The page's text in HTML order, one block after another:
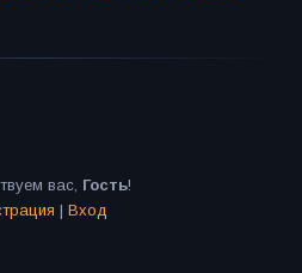
вас, Гость!
| Вход